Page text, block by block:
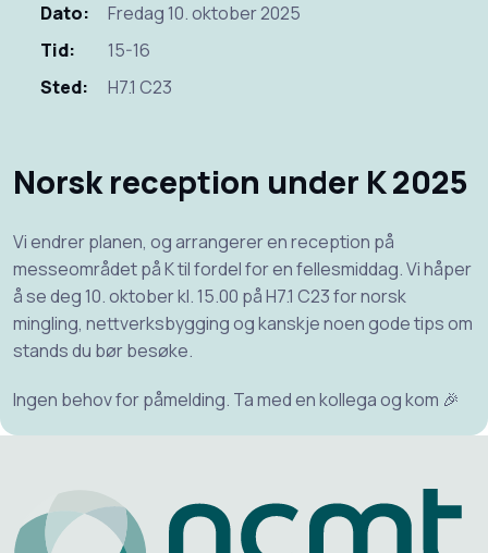
Dato:
Fredag 10. oktober 2025
Tid:
15-16
Sted:
H7.1 C23
Norsk reception under K 2025
Vi endrer planen, og arrangerer en reception på
messeområdet på K til fordel for en fellesmiddag. Vi håper
å se deg 10. oktober kl. 15.00 på H7.1 C23 for norsk
mingling, nettverksbygging og kanskje noen gode tips om
stands du bør besøke.
Ingen behov for påmelding. Ta med en kollega og kom 🎉